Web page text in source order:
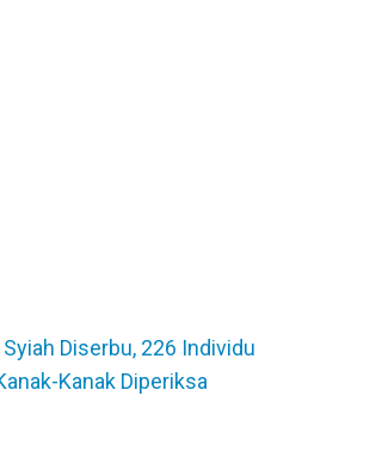
Diserbu, 226 Individu
Kanak Diperiksa